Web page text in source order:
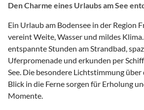
Den Charme eines Urlaubs am See
Ein Urlaub am Bodensee in der Region
vereint Weite, Wasser und mildes
entspannte Stunden am Strandbad,
Uferpromenade und erkunden per
See. Die besondere Lichtstimmung über
Blick in die Ferne sorgen für Erholung
Momente.